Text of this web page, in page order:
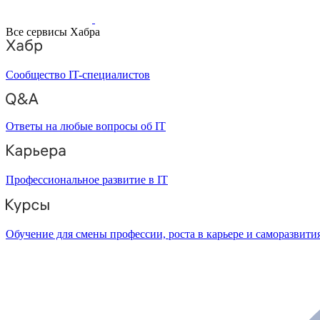
Все сервисы Хабра
Сообщество IT-специалистов
Ответы на любые вопросы об IT
Профессиональное развитие в IT
Обучение для смены профессии, роста в карьере и